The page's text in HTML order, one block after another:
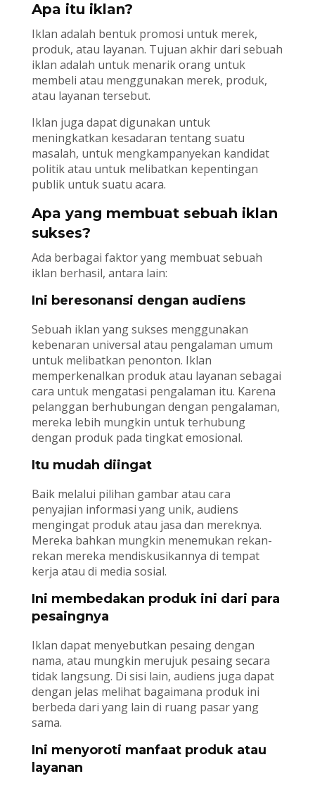
Apa itu iklan?
Iklan adalah bentuk promosi untuk merek,
produk, atau layanan. Tujuan akhir dari sebuah
iklan adalah untuk menarik orang untuk
membeli atau menggunakan merek, produk,
atau layanan tersebut.
Iklan juga dapat digunakan untuk
meningkatkan kesadaran tentang suatu
masalah, untuk mengkampanyekan kandidat
politik atau untuk melibatkan kepentingan
publik untuk suatu acara.
Apa yang membuat sebuah iklan
sukses?
Ada berbagai faktor yang membuat sebuah
iklan berhasil, antara lain:
Ini beresonansi dengan audiens
Sebuah iklan yang sukses menggunakan
kebenaran universal atau pengalaman umum
untuk melibatkan penonton. Iklan
memperkenalkan produk atau layanan sebagai
cara untuk mengatasi pengalaman itu. Karena
pelanggan berhubungan dengan pengalaman,
mereka lebih mungkin untuk terhubung
dengan produk pada tingkat emosional.
Itu mudah diingat
Baik melalui pilihan gambar atau cara
penyajian informasi yang unik, audiens
mengingat produk atau jasa dan mereknya.
Mereka bahkan mungkin menemukan rekan-
rekan mereka mendiskusikannya di tempat
kerja atau di media sosial.
Ini membedakan produk ini dari para
pesaingnya
Iklan dapat menyebutkan pesaing dengan
nama, atau mungkin merujuk pesaing secara
tidak langsung. Di sisi lain, audiens juga dapat
dengan jelas melihat bagaimana produk ini
berbeda dari yang lain di ruang pasar yang
sama.
Ini menyoroti manfaat produk atau
layanan